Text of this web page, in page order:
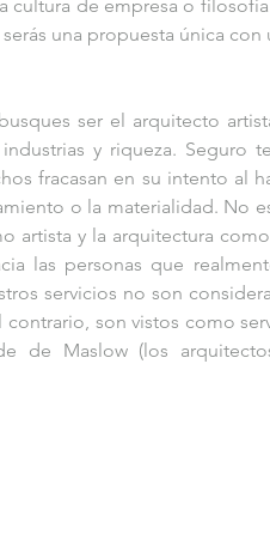
cultura de empresa o
una propuesta única
ser el arquitecto
y riqueza. Seguro
fracasan en su intento al
o la materialidad. No
artista y la arquitectura
las personas que
servicios no son
contrario, son vistos como
de Maslow (los